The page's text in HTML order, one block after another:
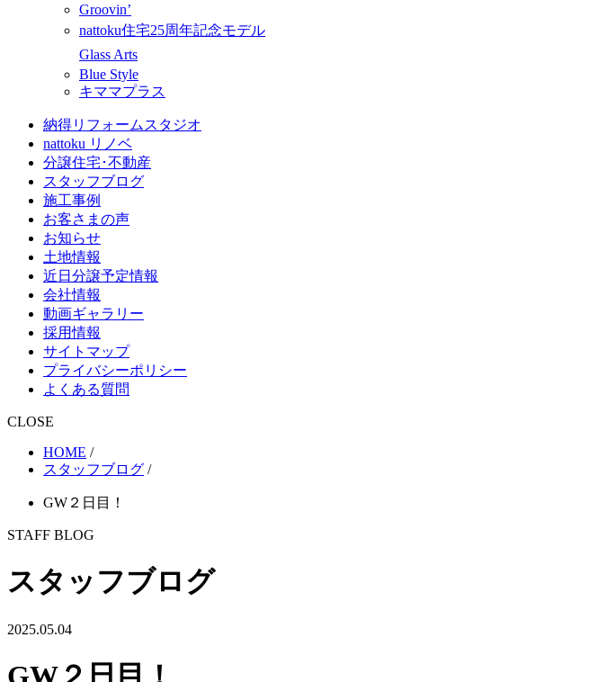
Groovin’
nattoku住宅25周年記念モデル
Glass Arts
Blue Style
キママプラス
納得リフォームスタジオ
nattoku リノベ
分譲住宅･不動産
スタッフブログ
施工事例
お客さまの声
お知らせ
土地情報
近日分譲予定情報
会社情報
動画ギャラリー
採用情報
サイトマップ
プライバシーポリシー
よくある質問
CLOSE
HOME /
スタッフブログ /
GW２日目！
STAFF BLOG
スタッフブログ
2025.05.04